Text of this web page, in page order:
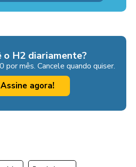
o H2 diariamente?
por mês. Cancele quando quiser.
Assine agora!